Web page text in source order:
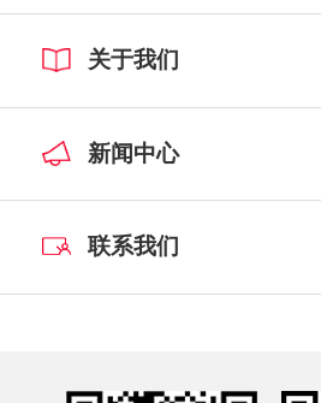
关于我们
新闻中心
联系我们